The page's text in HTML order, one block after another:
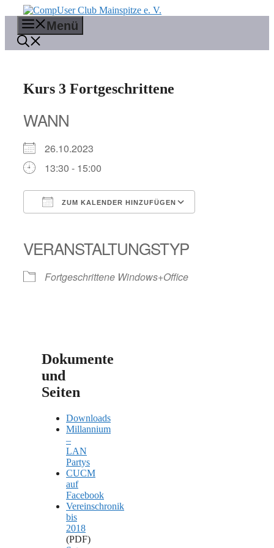
Inhalt
springen
Menü
Kurs 3 Fortgeschrittene
WANN
26.10.2023
13:30 - 15:00
ZUM KALENDER HINZUFÜGEN
VERANSTALTUNGSTYP
Fortgeschrittene Windows+Office
Dokumente
und
Seiten
Downloads
Millannium
–
LAN
Partys
CUCM
auf
Facebook
Vereinschronik
bis
2018
(PDF)